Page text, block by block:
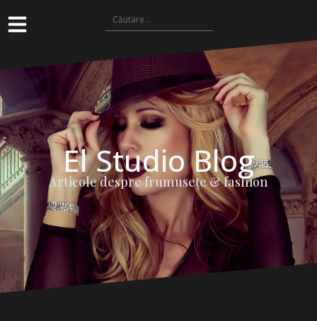
El Studio Blog
Articole despre frumuseţe & fashion